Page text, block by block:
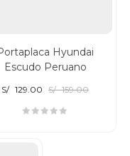
Hyundai
Escudo Peruano
S/ 159.00
S/ 129.00